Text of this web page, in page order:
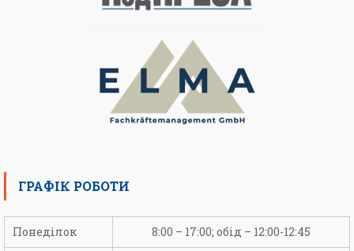
ГРАФІК РОБОТИ
Понеділок 8:00 – 17:00; обід – 12:00-12:45